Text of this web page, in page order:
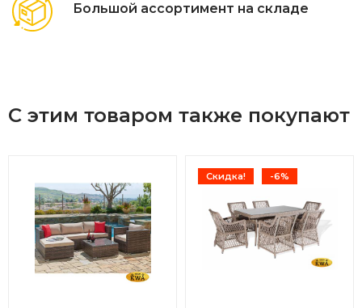
Большой ассортимент на складе
С этим товаром также покупают
Скидка! -6%